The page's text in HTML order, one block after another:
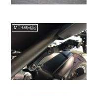
MT-09日記